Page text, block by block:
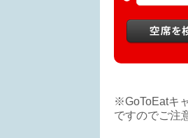
※GoToEatキ
ですのでご注